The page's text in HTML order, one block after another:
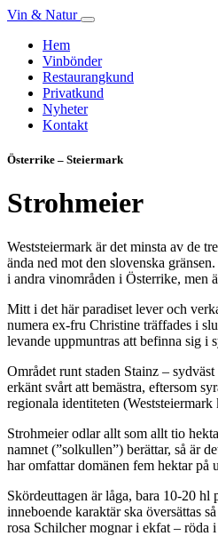
Vin & Natur
Hem
Vinbönder
Restaurangkund
Privatkund
Nyheter
Kontakt
Österrike – Steiermark
Strohmeier
Weststeiermark är det minsta av de
ända ned mot den slovenska
i andra vinområden i Österrike, men
Mitt i det här paradiset lever och
numera ex-fru Christine träffades i
levande uppmuntras att befinna sig i
Området runt staden Stainz –
erkänt svårt att bemästra, eftersom
regionala identiteten
Strohmeier odlar allt som allt tio
namnet (”solkullen”) berättar, så är
har omfattar domänen fem hektar
Skördeuttagen är låga, bara 10-20
inneboende karaktär ska översättas
rosa Schilcher mognar i ekfat – röda